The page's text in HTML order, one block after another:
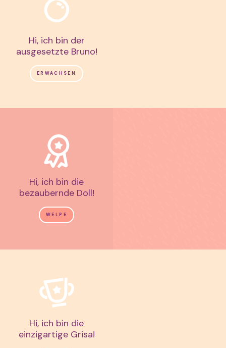
Hi, ich bin der
ausgesetzte Bruno!
ERWACHSEN
Hi, ich bin die
bezaubernde Doll!
WELPE
Hi, ich bin die
einzigartige Grisa!